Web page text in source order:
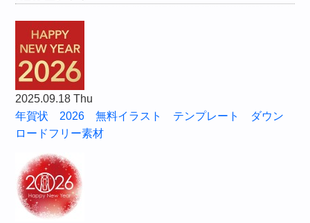
2025.09.18 Thu
年賀状 2026 無料イラスト テンプレート ダウン
ロードフリー素材